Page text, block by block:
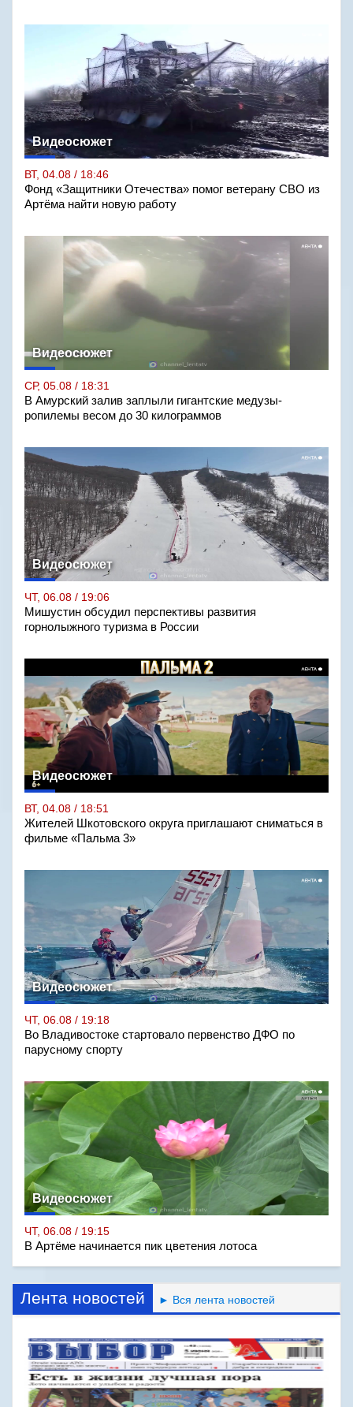
Видеосюжет
ВТ, 04.08 / 18:46
Фонд «Защитники Отечества» помог ветерану СВО из
Артёма найти новую работу
Видеосюжет
СР, 05.08 / 18:31
В Амурский залив заплыли гигантские медузы-
ропилемы весом до 30 килограммов
Видеосюжет
ЧТ, 06.08 / 19:06
Мишустин обсудил перспективы развития
горнолыжного туризма в России
Видеосюжет
ВТ, 04.08 / 18:51
Жителей Шкотовского округа приглашают сниматься в
фильме «Пальма 3»
Видеосюжет
ЧТ, 06.08 / 19:18
Во Владивостоке стартовало первенство ДФО по
парусному спорту
Видеосюжет
ЧТ, 06.08 / 19:15
В Артёме начинается пик цветения лотоса
Лента новостей ► Вся лента новостей